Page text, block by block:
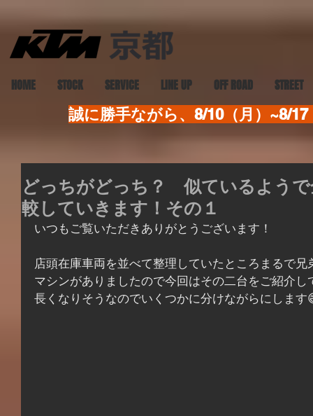
HOME STOCK SERVICE LINE UP OFF ROAD STREET
誠に勝手ながら、8/10（月）~8/
どっちがどっち？ 似ているようで
較していきます！その１
いつもご覧いただきありがとうございます！
店頭在庫車両を並べて整理していたところまるで
マシンがありましたので今回はその二台をご紹介し
長くなりそうなのでいくつかに分けながらにします